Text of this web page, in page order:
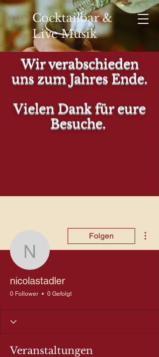
Cocktailbar &
Live Musik
Wir verabschieden
uns zum Jahres Ende.
Vielen Dank für eure
Besuche.
nicolastadler
Folgen
nicolastadler
0 Follower 0 Gefolgt
Veranstaltungen